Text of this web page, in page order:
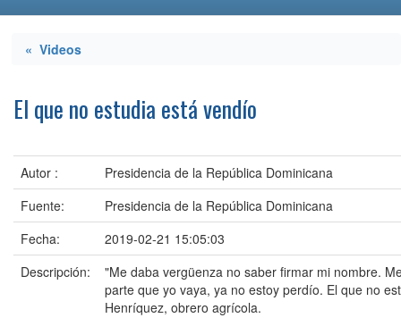
« Videos
El que no estudia está vendío
Autor :
Presidencia de la República Dominicana
Fuente:
Presidencia de la República Dominicana
Fecha:
2019-02-21 15:05:03
Descripción:
"Me daba vergüenza no saber firmar mi nombre.
parte que yo vaya, ya no estoy perdío. El que no
Henríquez, obrero agrícola.‬